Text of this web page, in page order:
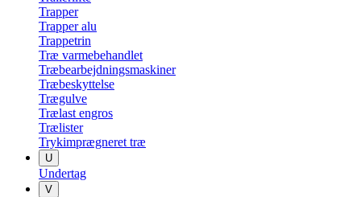
Trapper
Trapper alu
Trappetrin
Træ varmebehandlet
Træbearbejdningsmaskiner
Træbeskyttelse
Trægulve
Trælast engros
Trælister
Trykimprægneret træ
U
Undertag
V